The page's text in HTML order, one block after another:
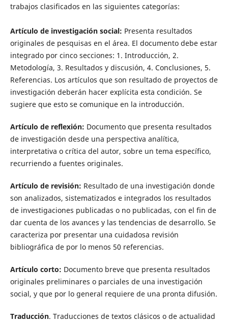
trabajos clasificados en las siguientes categorías:
Artículo de investigación social: Presenta resultados
originales de pesquisas en el área. El documento debe estar
integrado por cinco secciones: 1. Introducción, 2.
Metodología, 3. Resultados y discusión, 4. Conclusiones, 5.
Referencias. Los artículos que son resultado de proyectos de
investigación deberán hacer explícita esta condición. Se
sugiere que esto se comunique en la introducción.
Artículo de reflexión: Documento que presenta resultados
de investigación desde una perspectiva analítica,
interpretativa o crítica del autor, sobre un tema específico,
recurriendo a fuentes originales.
Artículo de revisión: Resultado de una investigación donde
son analizados, sistematizados e integrados los resultados
de investigaciones publicadas o no publicadas, con el fin de
dar cuenta de los avances y las tendencias de desarrollo. Se
caracteriza por presentar una cuidadosa revisión
bibliográfica de por lo menos 50 referencias.
Artículo corto: Documento breve que presenta resultados
originales preliminares o parciales de una investigación
social, y que por lo general requiere de una pronta difusión.
Traducción. Traducciones de textos clásicos o de actualidad